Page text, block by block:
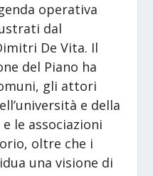
operativa
dal
De Vita. Il
del Piano ha
gli attori
e della
le associazioni
oltre che i
una visione di